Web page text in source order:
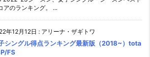
アのランキング。 ...
年12月12日 : アリーナ・ザギトワ
シングル得点ランキング最新版（2018~）tota
FS